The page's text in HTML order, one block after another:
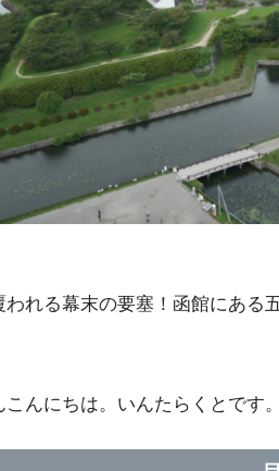
われる幕末の要塞！函館にある
んにちは。いんたらくとです。